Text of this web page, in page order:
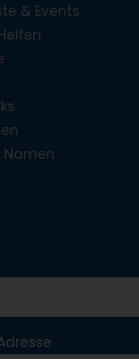
& Events